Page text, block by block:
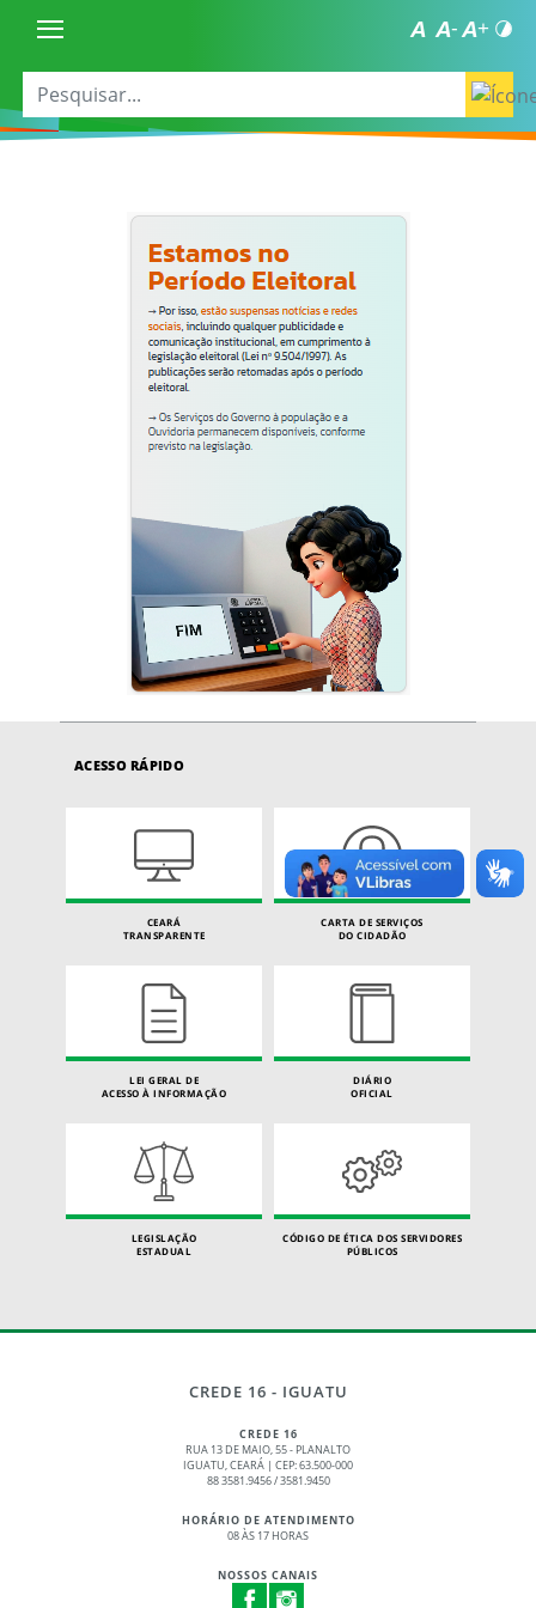
ACESSO RÁPIDO
CEARÁ
TRANSPARENTE
CARTA DE SERVIÇOS
DO CIDADÃO
LEI GERAL DE
ACESSO À INFORMAÇÃO
DIÁRIO
OFICIAL
LEGISLAÇÃO
ESTADUAL
CÓDIGO DE ÉTICA DOS SERVIDORES
PÚBLICOS
CREDE 16 - IGUATU
CREDE 16
RUA 13 DE MAIO, 55 - PLANALTO
IGUATU, CEARÁ | CEP: 63.500-000
88 3581.9456 / 3581.9450
HORÁRIO DE ATENDIMENTO
08 ÀS 17 HORAS
NOSSOS CANAIS